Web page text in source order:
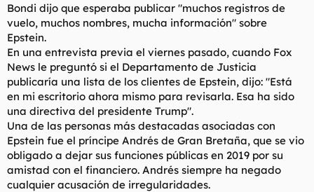
Bondi dijo que esperaba publicar "muchos registros de
vuelo, muchos nombres, mucha información" sobre
Epstein.
En una entrevista previa el viernes pasado, cuando Fox
News le preguntó si el Departamento de Justicia
publicaría una lista de los clientes de Epstein, dijo: "Está
en mi escritorio ahora mismo para revisarla. Esa ha sido
una directiva del presidente Trump".
Una de las personas más destacadas asociadas con
Epstein fue el príncipe Andrés de Gran Bretaña, que se vio
obligado a dejar sus funciones públicas en 2019 por su
amistad con el financiero. Andrés siempre ha negado
cualquier acusación de irregularidades.